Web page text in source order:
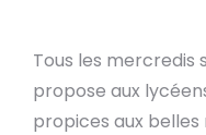
Tous les mercredis
propose aux
propices aux